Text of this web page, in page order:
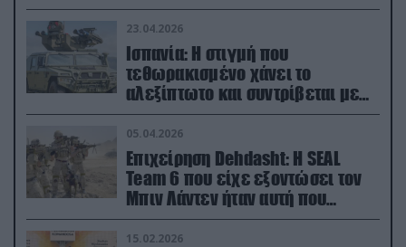
23.04.2026
Ισπανία: Η στιγμή που
τεθωρακισμένο χάνει το
αλεξίπτωτο και συντρίβεται με
ορμή στο έδαφος (βίντεο)
05.04.2026
Επιχείρηση Dehdasht: Η SEAL
Team 6 που είχε εξοντώσει τον
Μπιν Λάντεν ήταν αυτή που
διέσωσε τον πιλότο του F-15
15.02.2026